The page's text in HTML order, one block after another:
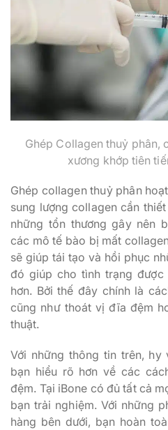
Ghép Collagen thuỷ phân,
xương khớp tiên
Ghép collagen thuỷ phân
sung lượng collagen cần
những tổn thương gây nên
các mô tế bào bị mất
sẽ giúp tái tạo và hồi phục
đó giúp cho tình trạng
hơn. Bởi thế đây chính là
cũng như thoát vị đĩa đệm
thuật.
Với những thông tin trên, hy
bạn hiểu rõ hơn về các
đệm. Tại iBone có đủ tất cả
bạn trải nghiệm. Với những
hàng bên dưới, bạn hoàn